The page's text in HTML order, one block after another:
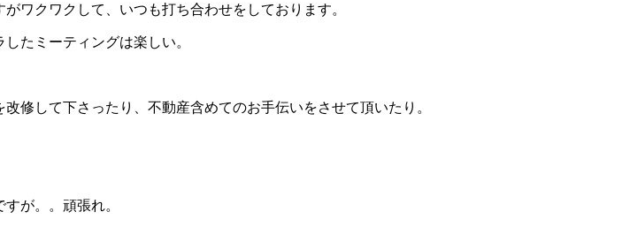
ワクワクして、いつも打ち合わせをしております。
たミーティングは楽しい。
修して下さったり、不動産含めてのお手伝いをさせて頂いたり。
が。。頑張れ。